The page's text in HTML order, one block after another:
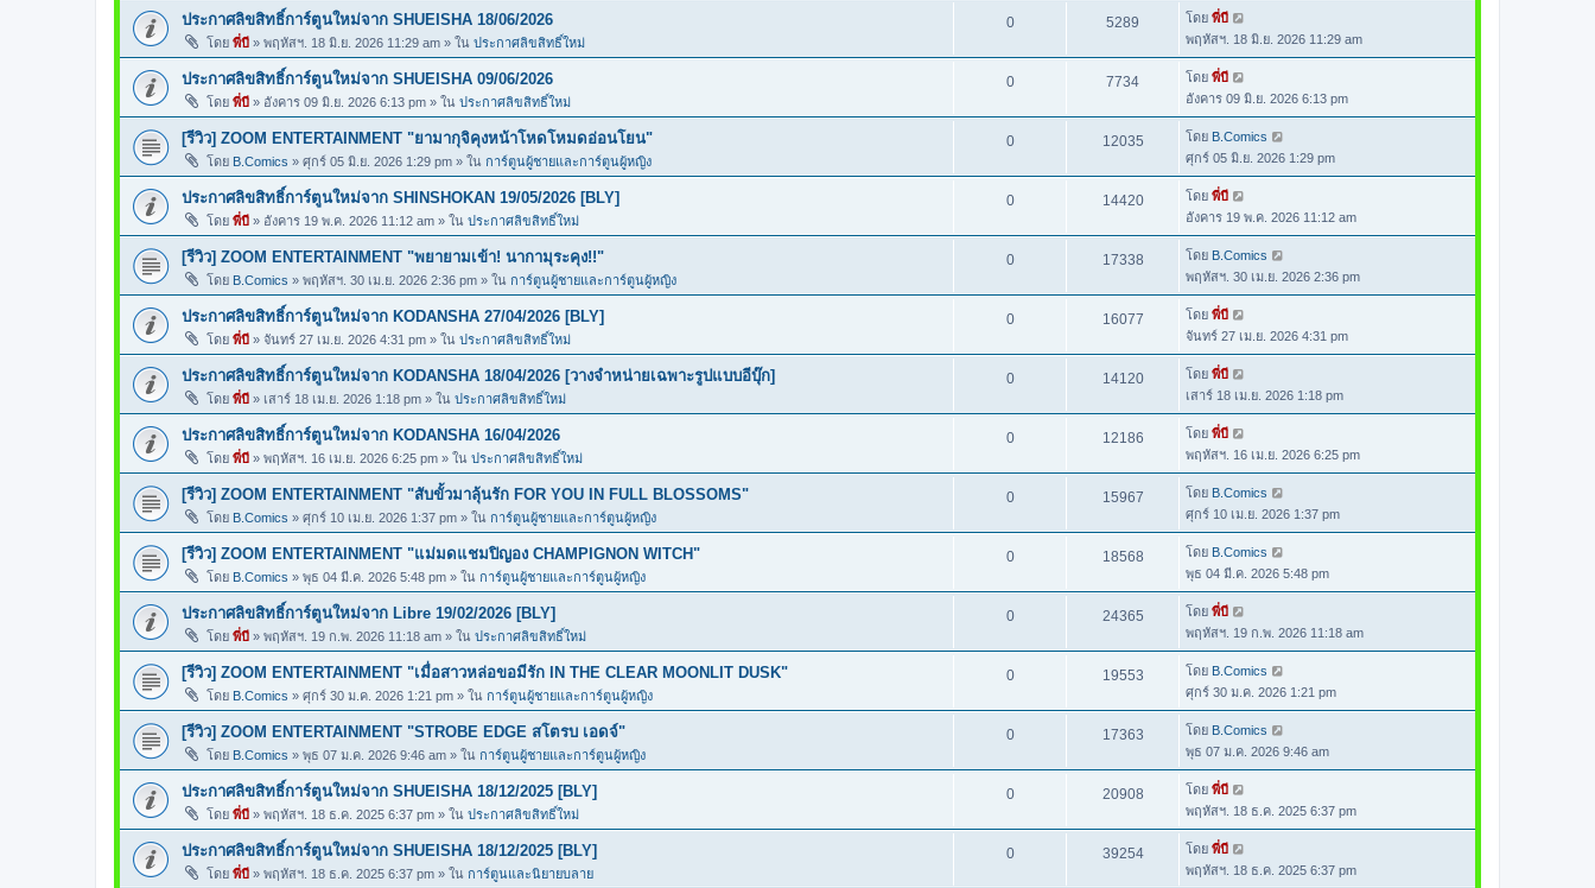
ประกาศลิขสิทธิ์การ์ตูนใหม่จาก SHUEISHA 18/06/2026
โดย พี่บี » พฤหัสฯ. 18 มิ.ย. 2026 11:29 am » ใน ประกาศลิขสิทธิ์ใหม่
0 5289 โดย พี่บี
พฤหัสฯ. 18 มิ.ย. 2026 11:29 am
ประกาศลิขสิทธิ์การ์ตูนใหม่จาก SHUEISHA 09/06/2026
โดย พี่บี » อังคาร 09 มิ.ย. 2026 6:13 pm » ใน ประกาศลิขสิทธิ์ใหม่
0 7734 โดย พี่บี
อังคาร 09 มิ.ย. 2026 6:13 pm
[รีวิว] ZOOM ENTERTAINMENT "ยามากุจิคุงหน้าโหดโหมดอ่อนโยน"
โดย B.Comics » ศุกร์ 05 มิ.ย. 2026 1:29 pm » ใน การ์ตูนผู้ชายและการ์ตูนผู้หญิง
0 12035 โดย B.Comics
ศุกร์ 05 มิ.ย. 2026 1:29 pm
ประกาศลิขสิทธิ์การ์ตูนใหม่จาก SHINSHOKAN 19/05/2026 [BLY]
โดย พี่บี » อังคาร 19 พ.ค. 2026 11:12 am » ใน ประกาศลิขสิทธิ์ใหม่
0 14420 โดย พี่บี
อังคาร 19 พ.ค. 2026 11:12 am
[รีวิว] ZOOM ENTERTAINMENT "พยายามเข้า! นากามุระคุง!!"
โดย B.Comics » พฤหัสฯ. 30 เม.ย. 2026 2:36 pm » ใน การ์ตูนผู้ชายและการ์ตูนผู้หญิง
0 17338 โดย B.Comics
พฤหัสฯ. 30 เม.ย. 2026 2:36 pm
ประกาศลิขสิทธิ์การ์ตูนใหม่จาก KODANSHA 27/04/2026 [BLY]
โดย พี่บี » จันทร์ 27 เม.ย. 2026 4:31 pm » ใน ประกาศลิขสิทธิ์ใหม่
0 16077 โดย พี่บี
จันทร์ 27 เม.ย. 2026 4:31 pm
ประกาศลิขสิทธิ์การ์ตูนใหม่จาก KODANSHA 18/04/2026 [วางจำหน่ายเฉพาะรูปแบบอีบุ๊ก]
โดย พี่บี » เสาร์ 18 เม.ย. 2026 1:18 pm » ใน ประกาศลิขสิทธิ์ใหม่
0 14120 โดย พี่บี
เสาร์ 18 เม.ย. 2026 1:18 pm
ประกาศลิขสิทธิ์การ์ตูนใหม่จาก KODANSHA 16/04/2026
โดย พี่บี » พฤหัสฯ. 16 เม.ย. 2026 6:25 pm » ใน ประกาศลิขสิทธิ์ใหม่
0 12186 โดย พี่บี
พฤหัสฯ. 16 เม.ย. 2026 6:25 pm
[รีวิว] ZOOM ENTERTAINMENT "สับขั้วมาลุ้นรัก FOR YOU IN FULL BLOSSOMS"
โดย B.Comics » ศุกร์ 10 เม.ย. 2026 1:37 pm » ใน การ์ตูนผู้ชายและการ์ตูนผู้หญิง
0 15967 โดย B.Comics
ศุกร์ 10 เม.ย. 2026 1:37 pm
[รีวิว] ZOOM ENTERTAINMENT "แม่มดแชมปิญอง CHAMPIGNON WITCH"
โดย B.Comics » พุธ 04 มี.ค. 2026 5:48 pm » ใน การ์ตูนผู้ชายและการ์ตูนผู้หญิง
0 18568 โดย B.Comics
พุธ 04 มี.ค. 2026 5:48 pm
ประกาศลิขสิทธิ์การ์ตูนใหม่จาก Libre 19/02/2026 [BLY]
โดย พี่บี » พฤหัสฯ. 19 ก.พ. 2026 11:18 am » ใน ประกาศลิขสิทธิ์ใหม่
0 24365 โดย พี่บี
พฤหัสฯ. 19 ก.พ. 2026 11:18 am
[รีวิว] ZOOM ENTERTAINMENT "เมื่อสาวหล่อขอมีรัก IN THE CLEAR MOONLIT DUSK"
โดย B.Comics » ศุกร์ 30 ม.ค. 2026 1:21 pm » ใน การ์ตูนผู้ชายและการ์ตูนผู้หญิง
0 19553 โดย B.Comics
ศุกร์ 30 ม.ค. 2026 1:21 pm
[รีวิว] ZOOM ENTERTAINMENT "STROBE EDGE สโตรบ เอดจ์"
โดย B.Comics » พุธ 07 ม.ค. 2026 9:46 am » ใน การ์ตูนผู้ชายและการ์ตูนผู้หญิง
0 17363 โดย B.Comics
พุธ 07 ม.ค. 2026 9:46 am
ประกาศลิขสิทธิ์การ์ตูนใหม่จาก SHUEISHA 18/12/2025 [BLY]
โดย พี่บี » พฤหัสฯ. 18 ธ.ค. 2025 6:37 pm » ใน ประกาศลิขสิทธิ์ใหม่
0 20908 โดย พี่บี
พฤหัสฯ. 18 ธ.ค. 2025 6:37 pm
ประกาศลิขสิทธิ์การ์ตูนใหม่จาก SHUEISHA 18/12/2025 [BLY]
โดย พี่บี » พฤหัสฯ. 18 ธ.ค. 2025 6:37 pm » ใน การ์ตูนและนิยายบลาย
0 39254 โดย พี่บี
พฤหัสฯ. 18 ธ.ค. 2025 6:37 pm